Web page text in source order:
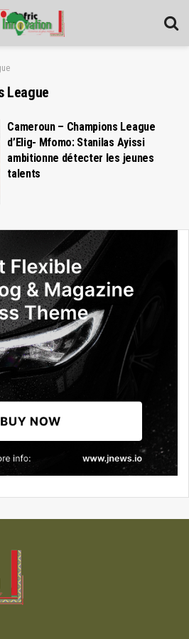
League
Cameroun – Champions League
d’Elig- Mfomo: Stanilas Ayissi
ambitionne détecter les jeunes
talents